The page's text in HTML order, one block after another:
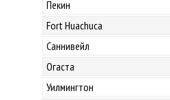
Пекин
Fort Huachuca
Саннивейл
Огаста
Уилмингтон